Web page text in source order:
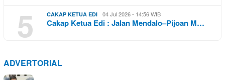
5 CAKAP KETUA EDI 04 Jul 2026 - 14:56 WIB
Cakap Ketua Edi : Jalan Mendalo–Pijoan M…
ADVERTORIAL